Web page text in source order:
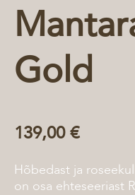
Gold
139,00 €
Hõbedast ja
on osa ehteseeriast